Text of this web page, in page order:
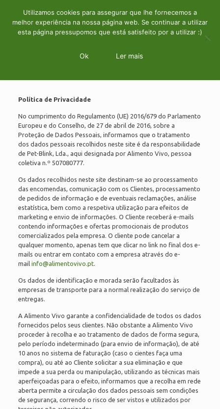
0.00€
Política de Privacidade
No cumprimento do Regulamento (UE) 2016/679 do Parlamento
Europeu e do Conselho, de 27 de abril de 2016, sobre a
Proteção de Dados Pessoais, informamos que o tratamento
dos dados pessoais recolhidos neste site é da responsabilidade
de Pet-Blink, Lda., aqui designada por Alimento Vivo, pessoa
coletiva n.º 507080777.
Os dados recolhidos neste site destinam-se ao processamento
das encomendas, comunicação com os Clientes, processamento
de pedidos de informação e de eventuais reclamações, análise
estatística, bem como a respetiva utilização para efeitos de
marketing e envio de informações. O Cliente receberá e-mails
contendo informações e ofertas promocionais de produtos
comercializados pela empresa. O cliente pode cancelar a
qualquer momento, apenas tem que clicar no link no final dos e-
mails ou entrar em contato com a empresa através do e-
mail info@alimentovivo.pt.
Os dados de identificação e morada serão facultados às
empresas de transporte para a normal realização do serviço de
entregas.
A Alimento Vivo garante a confidencialidade de todos os dados
fornecidos pelos seus clientes. Não obstante a Alimento Vivo
proceder à recolha e ao tratamento de dados de forma segura,
pelo período indeterminado (para envio de informação), de até
10 anos no sistema de faturação (caso o cientes faça uma
compra), ou até ao Cliente solicitar a sua eliminação e que
impede a sua perda ou manipulação, utilizando as técnicas mais
aperfeiçoadas para o efeito, informamos que a recolha em rede
aberta permite a circulação dos dados pessoais sem condições
de segurança, correndo o risco de ser vistos e utilizados por
Utilizamos cookies para assegurar que lhe fornecemos a
melhor experiência na nossa página web. Se continuar a utilizar
esta página pressupomos que está satisfeito por a utilizar :)
Ok Ler mais